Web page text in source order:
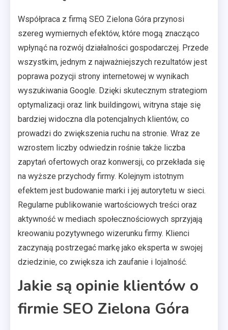
Współpraca z firmą SEO Zielona Góra przynosi
szereg wymiernych efektów, które mogą znacząco
wpłynąć na rozwój działalności gospodarczej. Przede
wszystkim, jednym z najważniejszych rezultatów jest
poprawa pozycji strony internetowej w wynikach
wyszukiwania Google. Dzięki skutecznym strategiom
optymalizacji oraz link buildingowi, witryna staje się
bardziej widoczna dla potencjalnych klientów, co
prowadzi do zwiększenia ruchu na stronie. Wraz ze
wzrostem liczby odwiedzin rośnie także liczba
zapytań ofertowych oraz konwersji, co przekłada się
na wyższe przychody firmy. Kolejnym istotnym
efektem jest budowanie marki i jej autorytetu w sieci.
Regularne publikowanie wartościowych treści oraz
aktywność w mediach społecznościowych sprzyjają
kreowaniu pozytywnego wizerunku firmy. Klienci
zaczynają postrzegać markę jako eksperta w swojej
dziedzinie, co zwiększa ich zaufanie i lojalność.
Jakie są opinie klientów o
firmie SEO Zielona Góra